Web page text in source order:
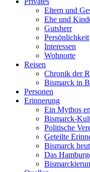
Eltern und
Ehe und
Gutsherr
Persönlichkeit
Interessen
Wohnorte
Reisen
Chronik der
Bismarck in
Personen
Erinnerung
Ein Mythos
Bismarck-
Politische
Geteilte
Bismarck
Das